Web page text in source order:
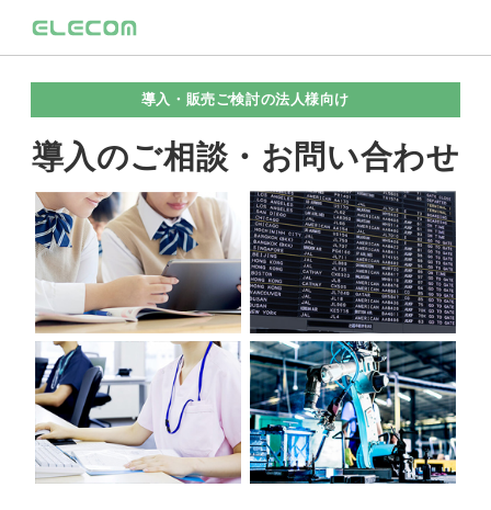
導入・販売ご検討の法人様向け
導入のご相談・お問い合わせ